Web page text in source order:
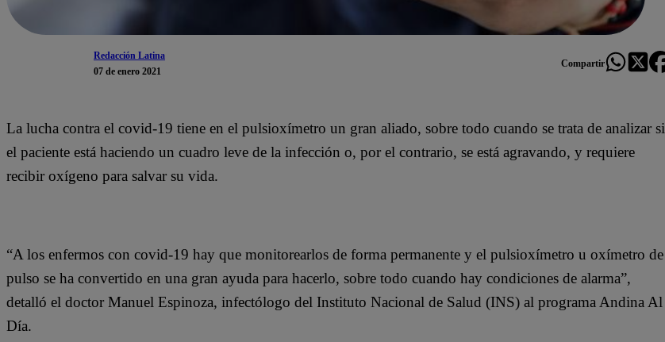
Redacción Latina
07 de enero 2021
Compartir
La lucha contra el covid-19 tiene en el pulsioxímetro un gran aliado, sobre todo cuando se trata de analizar si
el paciente está haciendo un cuadro leve de la infección o, por el contrario, se está agravando, y requiere
recibir oxígeno para salvar su vida.
“A los enfermos con covid-19 hay que monitorearlos de forma permanente y el pulsioxímetro u oxímetro de
pulso se ha convertido en una gran ayuda para hacerlo, sobre todo cuando hay condiciones de alarma”,
detalló el doctor Manuel Espinoza, infectólogo del Instituto Nacional de Salud (INS) al programa Andina Al
Día.